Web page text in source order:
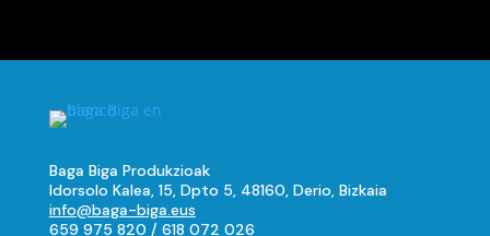
Baga Biga Produkzioak
Idorsolo Kalea, 15, Dpto 5, 48160, Derio, Bizkaia
info@baga-biga.eus
659 975 820 / 618 072 026